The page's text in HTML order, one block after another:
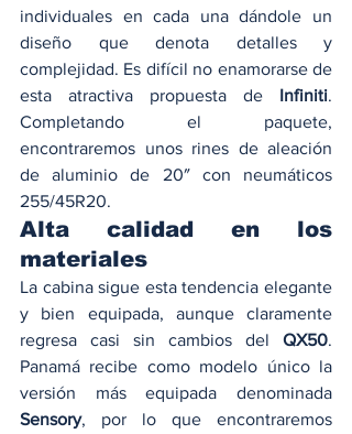
individuales en cada una dándole un
diseño que denota detalles y
complejidad. Es difícil no enamorarse de
esta atractiva propuesta de Infiniti.
Completando el paquete,
encontraremos unos rines de aleación
de aluminio de 20″ con neumáticos
255/45R20.
Alta calidad en los
materiales
La cabina sigue esta tendencia elegante
y bien equipada, aunque claramente
regresa casi sin cambios del QX50.
Panamá recibe como modelo único la
Sensory, por lo que encontraremos